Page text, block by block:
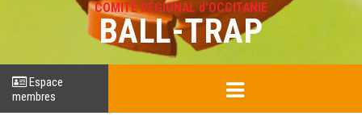
COMITÉ RÉGIONAL d'OCCITANIE
BALL-TRAP
Espace
membres